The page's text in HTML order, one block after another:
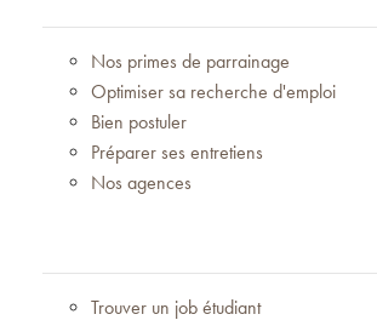
Nos primes de parrainage
Optimiser sa recherche d'emploi
Bien postuler
Préparer ses entretiens
Nos agences
Trouver un job étudiant